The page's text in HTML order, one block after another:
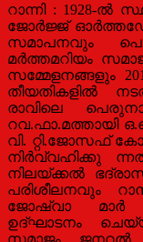
റാന്നി : 1928-ല്‍
ജോര്‍ജ്ജ്
സമാപനവും
മര്‍ത്തമറിയം
സമ്മേളനങ്ങളും
തീയതികളില്‍
രാവിലെ
റവ.ഫാ.മത്തായി
വി. റ്റി.ജോസഫ്
നിര്‍വ്വഹിക്കു
നിലയ്ക്കല്‍
പരിശീലനവും
ജോഷ്വാ മാര്‍
ഉദ്ഘാടനം
സമാജം ജനറല്‍